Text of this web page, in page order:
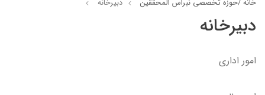
خانه /حوزه تخصصی نبراس المحققین دبيرخانه
دبيرخانه
امور اداری